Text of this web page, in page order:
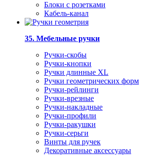
Блоки с розетками
Кабель-канал
35. Мебельные ручки
Ручки-скобы
Ручки-кнопки
Ручки длинные XL
Ручки геометрических форм
Ручки-рейлинги
Ручки-врезные
Ручки-накладные
Ручки-профили
Ручки-ракушки
Ручки-серьги
Винты для ручек
Декоративные аксессуары